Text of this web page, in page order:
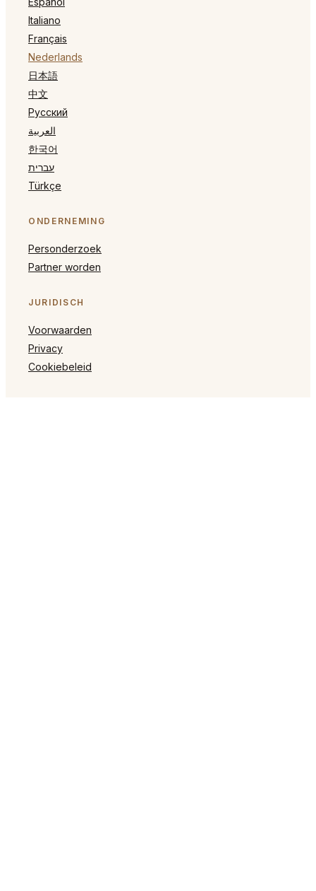
Italiano
Français
Nederlands
日本語
中文
Русский
العربية
한국어
עברית
Türkçe
ONDERNEMING
Personderzoek
Partner worden
JURIDISCH
Voorwaarden
Privacy
Cookiebeleid